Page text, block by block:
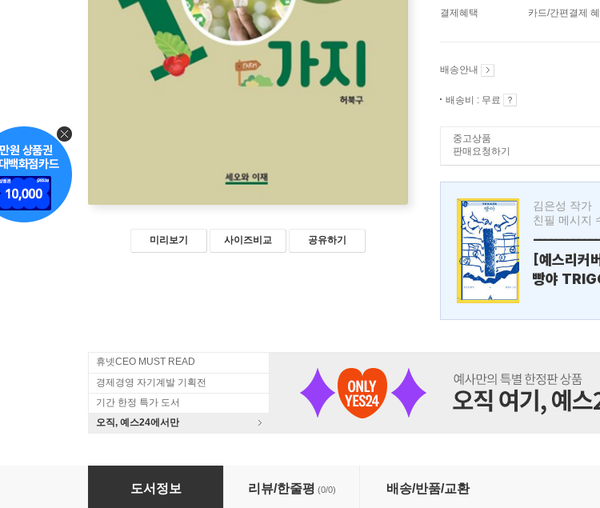
미리보기 사이즈비교 공유하기
결제혜택 카드/간편결제
배송안내
배송비 : 무료
중고상품
판매요청하기
김은성 작가
친필 메시지
[예스리커
빵야
휴넷CEO MUST READ
경제경영 자기계발 기획전
기간 한정 특가 도서
오직, 예스24에서만
성공하는 치유농장 경영 진단 100가지
도서정보 리뷰/한줄평 (0/0) 배송/반품/교환